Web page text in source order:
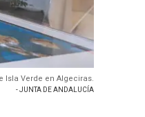
Isla Verde en Algeciras.
- JUNTA DE ANDALUCÍA